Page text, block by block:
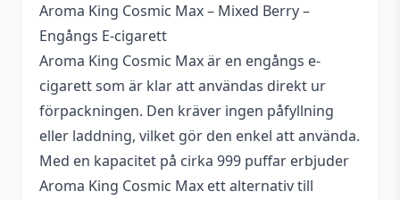
Aroma King Cosmic Max – Mixed Berry –
Engångs E-cigarett
Aroma King Cosmic Max är en engångs e-
cigarett som är klar att användas direkt ur
förpackningen. Den kräver ingen påfyllning
eller laddning, vilket gör den enkel att använda.
Med en kapacitet på cirka 999 puffar erbjuder
Aroma King Cosmic Max ett alternativ till
Batterikapacitet
550 mAh
Blandning
50VG / 50PG
Innehåller
cooling
Okänt
Motstånd (ohm)
1,4 ohm Ceramic (Mesh) Coil
Nikotin
20 mg